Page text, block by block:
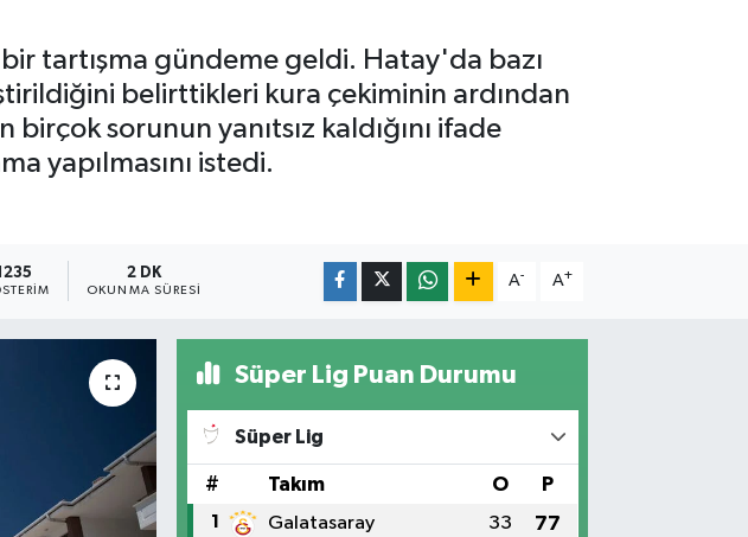
tartışma gündeme geldi. Hatay'da bazı
belirttikleri kura çekiminin ardından
sorunun yanıtsız kaldığını ifade
yapılmasını istedi.
2 DK
OKUNMA SÜRESI
A- A+
Süper Lig Puan Durumu
Süper Lig
# Takım O P
1 Galatasaray 33 77